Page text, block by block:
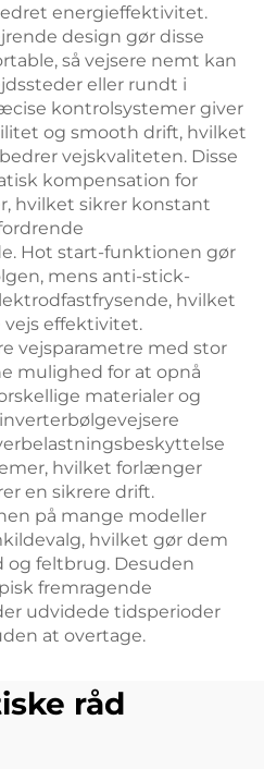
energieffektivitet.
design gør disse
så vejsere nemt kan
eller rundt i
kontrolsystemer giver
og smooth drift, hvilket
vejskvaliteten. Disse
kompensation for
hvilket sikrer konstant
Hot start-funktionen gør
mens anti-stick-
hvilket
effektivitet.
vejsparametre med stor
mulighed for at opnå
materialer og
hvilket forlænger
en sikrere drift.
på mange modeller
hvilket gør dem
feltbrug. Desuden
fremragende
udvidede tidsperioder
at overtage.
råd